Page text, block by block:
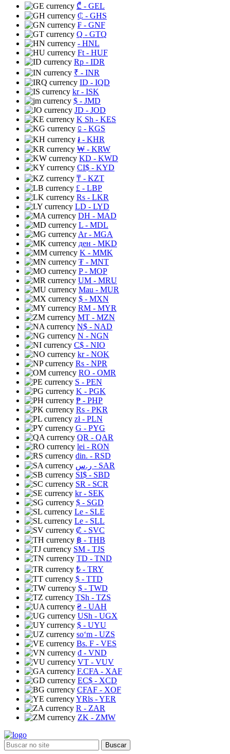
₾ - GEL
₵ - GHS
₣ - GNF
Q - GTQ
- HNL
Ft - HUF
Rp - IDR
₹ - INR
ID - IQD
kr- ISK
$ - JMD
JD - JOD
K Sh - KES
⃀ - KGS
៛ - KHR
₩ - KRW
KD - KWD
CI$ - KYD
₸ - KZT
£ - LBP
Rs - LKR
LD - LYD
DH - MAD
L - MDL
Ar- MGA
ден - MKD
K - MMK
₮ - MNT
P- MOP
UM - MRU
Mau - MUR
$ - MXN
RM - MYR
MT - MZN
N$ - NAD
N - NGN
C$ - NIO
kr- NOK
Rs - NPR
RO - OMR
S - PEN
K - PGK
₱ - PHP
Rs - PKR
zł- PLN
G - PYG
QR - QAR
lei - RON
din. - RSD
ر.س - SAR
SI$ - SBD
SR - SCR
kr- SEK
$ - SGD
Le - SLE
Le - SLL
₡ - SVC
฿ - THB
ЅМ - TJS
TD - TND
₺ - TRY
$ - TTD
$ - TWD
TSh - TZS
₴ - UAH
USh - UGX
$ - UYU
soʻm - UZS
Bs. F - VES
₫ - VND
VT - VUV
F.CFA - XAF
EC$ - XCD
CFAF - XOF
YRls - YER
R - ZAR
ZK - ZMW
Buscar